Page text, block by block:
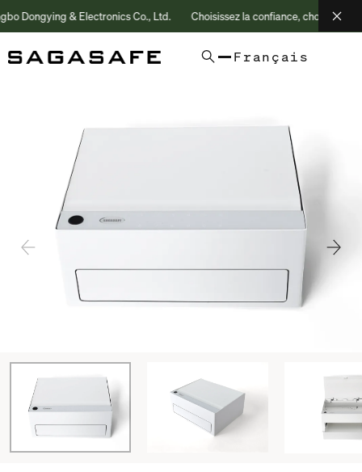
& Electronics Co., Ltd. Choisissez la confiance, choisissez -
Français